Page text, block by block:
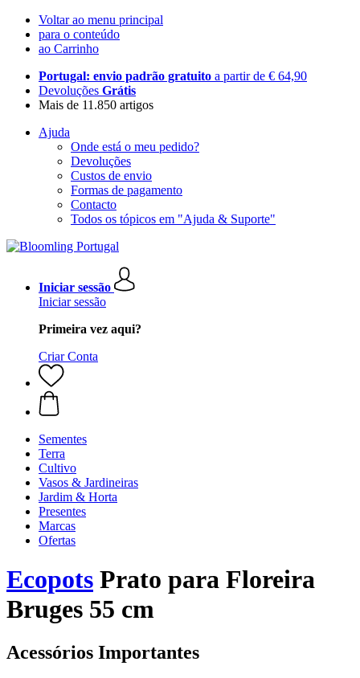
Voltar ao menu principal
para o conteúdo
ao Carrinho
Portugal: envio padrão gratuito a partir de € 64,90
Devoluções Grátis
Mais de 11.850 artigos
Ajuda
Onde está o meu pedido?
Devoluções
Custos de envio
Formas de pagamento
Contacto
Todos os tópicos em "Ajuda & Suporte"
Iniciar sessão
Iniciar sessão
Primeira vez aqui?
Criar Conta
Sementes
Terra
Cultivo
Vasos & Jardineiras
Jardim & Horta
Presentes
Marcas
Ofertas
Ecopots Prato para Floreira
Bruges 55 cm
Acessórios Importantes